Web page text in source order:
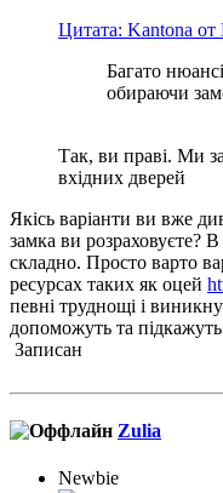
Цитата: Kantona
Багато
обираючи
Так, ви праві. Ми
вхідних дверей
Якісь варіанти ви вже
замка ви розраховуєте?
складно. Просто варто
ресурсах таких як оцей
певні труднощі і
допоможуть та підкажуть
Записан
Zulia
Newbie